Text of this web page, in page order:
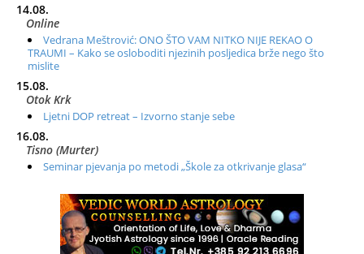
14.08.
Online
Vedrana Meštrović: ONO ŠTO VAM NITKO NIJE REKAO O
TRAUMI – Kako se osloboditi njezinih posljedica brže nego što
mislite
15.08.
Otok Krk
Ljetni DOP retreat – Izvorno stanje sebe
16.08.
Tisno (Murter)
Seminar pjevanja po metodi „Škole za otkrivanje glasa“
Radionica: Pomagači iz drugih dimenzija Online – otvoreno za